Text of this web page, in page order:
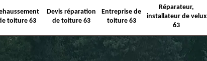
toiture 63
Devis réparation
de toiture 63
Entreprise de
toiture 63
Réparateur,
installateur de velux
63